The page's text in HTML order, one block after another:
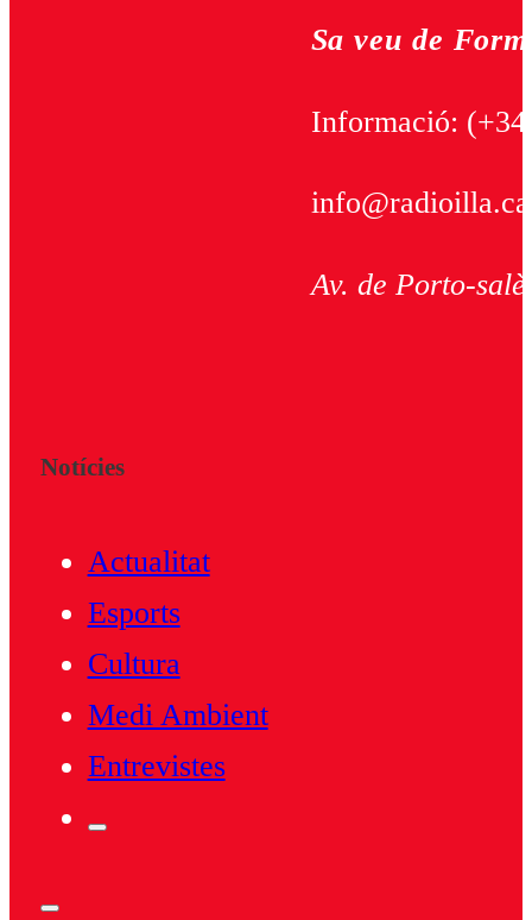
Sa veu de
Informació:
Av. de Porto-
Notícies
Actualitat
Esports
Cultura
Medi Ambient
Entrevistes